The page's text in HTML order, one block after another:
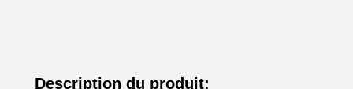
Description du produit: